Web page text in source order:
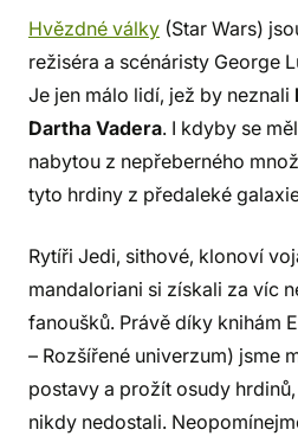
Hvězdné války (Star Wars)
režiséra a scénáristy George
Je jen málo lidí, jež by neznali
Dartha Vadera. I kdyby se
nabytou z nepřeberného
tyto hrdiny z předaleké
Rytíři Jedi, sithové, klonoví
mandaloriani si získali za víc
fanoušků. Právě díky knihám
– Rozšířené univerzum) jsme
postavy a prožít osudy
nikdy nedostali.